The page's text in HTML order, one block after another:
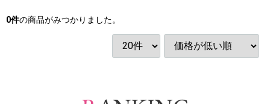
0件の商品がみつかりました。